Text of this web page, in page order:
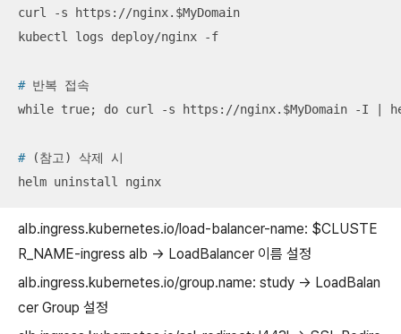
curl -s https://nginx.$MyDomain
# 반복 접속
# (참고) 삭제 시
helm uninstall nginx
alb.ingress.kubernetes.io/load-balancer-name: $CLUSTE
R_NAME-ingress alb -> LoadBalancer 이름 설정
alb.ingress.kubernetes.io/group.name: study -> LoadBalan
cer Group 설정